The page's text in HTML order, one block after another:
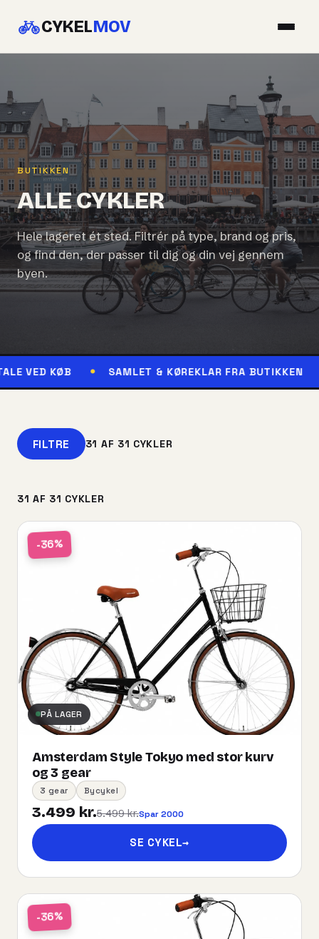
CYKELMOV
BUTIKKEN
ALLE CYKLER
Hele lageret ét sted. Filtrér på type, brand og pris,
og find den, der passer til dig og din vej gennem
byen.
SAMLET & KØREKLAR FRA BUTIKKEN
FILTRE 31 AF 31 CYKLER
31 AF 31 CYKLER
-36%
PÅ LAGER
Amsterdam Style Tokyo med stor kurv
og 3 gear
3 gear Bycykel
3.499 kr.5.499 kr.Spar 2000
SE CYKEL→
-36%